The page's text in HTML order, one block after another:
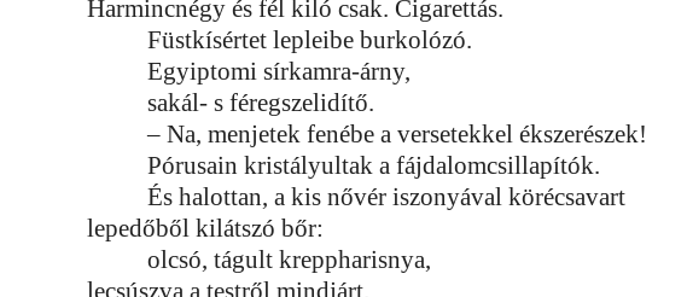
Harmincnégy és fél kiló csak. Cigarettás.
Füstkísértet lepleibe burkolózó.
Egyiptomi sírkamra-árny,
sakál- s féregszelidítő.
– Na, menjetek fenébe a versetekkel ékszerészek!
Pórusain kristályultak a fájdalomcsillapítók.
És halottan, a kis nővér iszonyával körécsavart
lepedőből kilátszó bőr:
olcsó, tágult kreppharisnya,
lecsúszva a testről mindjárt.